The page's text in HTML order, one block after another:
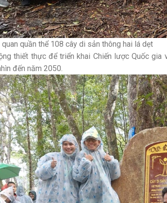
quần thể 108 cây di sản thông hai lá dẹt
thiết thực để triển khai Chiến lược Quốc
đến năm 2050.